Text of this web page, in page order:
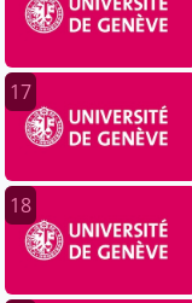
17
18